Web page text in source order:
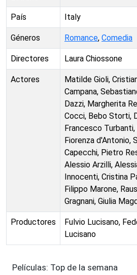
País Italy
Géneros Romance, Comedia
Directores Laura Chiossone
Actores
Matilde Gioli,
Campana,
Dazzi, Margherita
Cocci, Bebo Storti,
Francesco
Fiorenza d'Antonio,
Capecchi, Pietro
Alessio Arzilli,
Innocenti, Cristina
Filippo Marone,
Gragnani, Giulia
Productores
Fulvio Lucisano,
Lucisano
Películas: Top de la semana